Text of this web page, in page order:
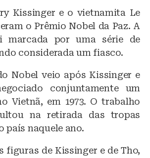
Kissinger e o vietnamita Le
o Prêmio Nobel da Paz. A
marcada por uma série de
considerada um fiasco.
Nobel veio após Kissinger e
conjuntamente um
Vietnã, em 1973. O trabalho
na retirada das tropas
país naquele ano.
figuras de Kissinger e de Tho,